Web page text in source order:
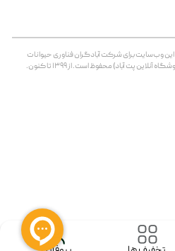
وب‌سايت برای شرکت آبادگران فناوری حیوانات
آنلاین پت آباد) محفوظ است. از ۱۳۹۹ تا کنون.